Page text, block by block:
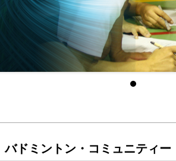
バドミントン・コミュニティー